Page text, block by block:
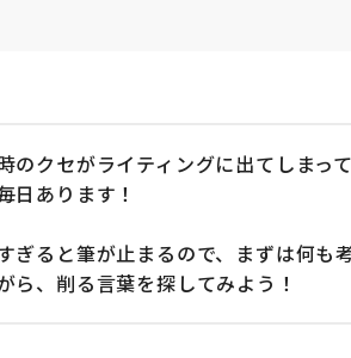
のクセがライティングに出てしまっ
日あります！
ぎると筆が止まるので、まずは何も
ら、削る言葉を探してみよう！